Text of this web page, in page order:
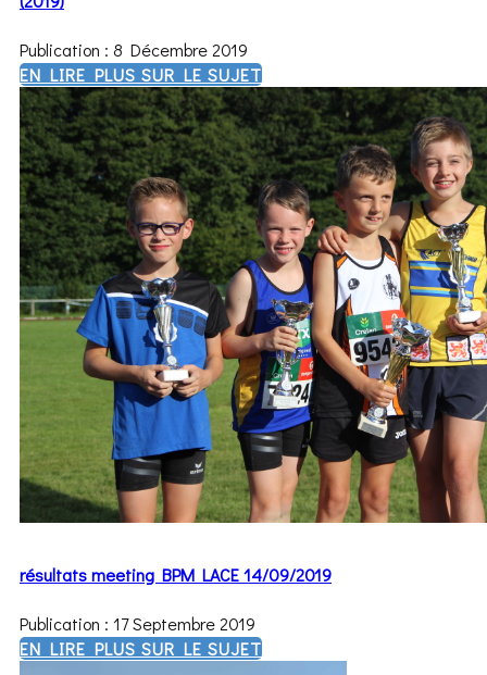
Publication : 8 Décembre 2019
EN LIRE PLUS SUR LE SUJET
résultats meeting BPM LACE 14/09/2019
Publication : 17 Septembre 2019
EN LIRE PLUS SUR LE SUJET